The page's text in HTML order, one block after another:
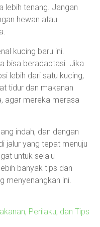
lebih tenang. Jangan
hewan atau
kucing baru ini.
bisa beradaptasi. Jika
lebih dari satu kucing,
tidur dan makanan
agar mereka merasa
indah, dan dengan
jalur yang tepat menuju
untuk selalu
banyak tips dan
menyenangkan ini.
Perilaku, dan Tips